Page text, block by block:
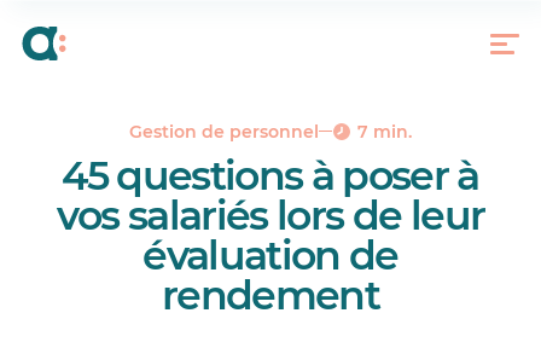
Gestion de personnel 7 min.
45 questions à poser à
vos salariés lors de leur
évaluation de
rendement
Questions au sujet du travail d’équipe
Évaluer, communiquer, adapter, évoluer !
Réponses à vos questions.